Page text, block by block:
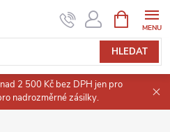
HLEDAT
NÁKUPNÍ
KOŠÍK
2 500 Kč bez DPH jen pro
nadrozměrné zásilky.